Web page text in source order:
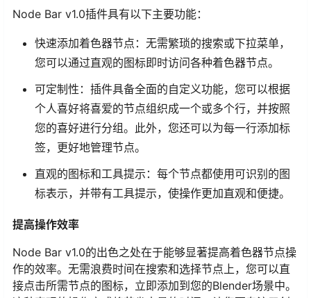
Node Bar v1.0插件具有以下主要功能：
快速添加着色器节点：无需繁琐的搜索或下拉菜单，
您可以通过直观的图标即时访问各种着色器节点。
可定制性：插件具备全面的自定义功能，您可以根据
个人喜好将喜爱的节点组织成一个或多个行，并按照
您的喜好进行分组。此外，您还可以为每一行添加标
签，更好地管理节点。
直观的图标和工具提示：每个节点都使用可识别的图
标表示，并带有工具提示，使操作更加直观和便捷。
提高操作效率
Node Bar v1.0的出色之处在于能够显著提高着色器节点操
作的效率。无需浪费时间在搜索和选择节点上，您可以直
接点击所需节点的图标，立即添加到您的Blender场景中。